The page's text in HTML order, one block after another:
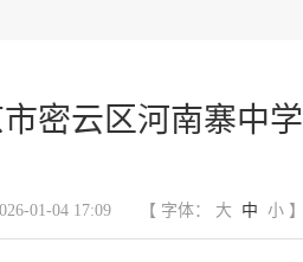
密云区河南寨中学
01-04 17:09 【 字体： 大 中 小】